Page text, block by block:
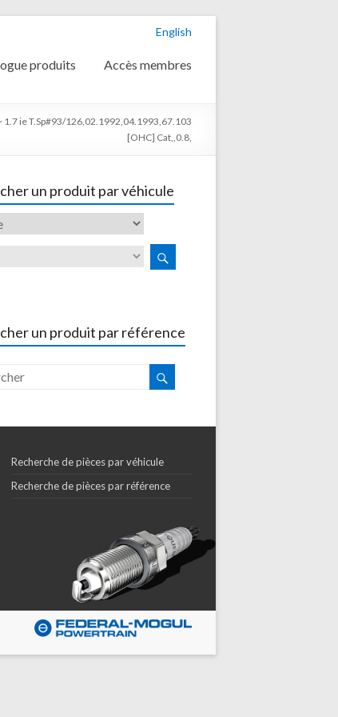
English
produits Accès membres
1.7 ie T.Sp#93/126,02.1992,04.1993,67.103
[OHC] Cat,,0.8,
un produit par véhicule
un produit par référence
Recherche de pièces par véhicule
Recherche de pièces par référence